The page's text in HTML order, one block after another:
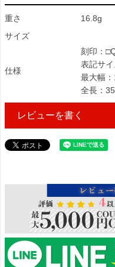
重さ
16.8g
サイズ
仕様
刻印：
表記サ
最大幅
全長：
レビューを書く